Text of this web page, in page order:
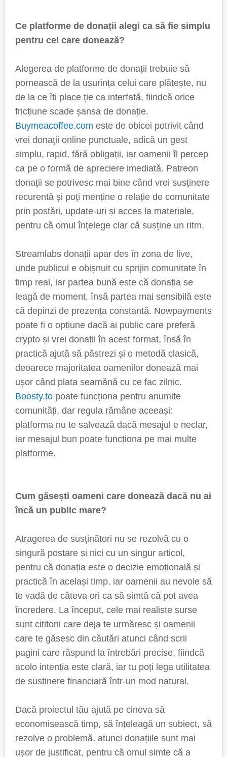
Ce platforme de donații alegi ca să fie simplu
pentru cel care donează?
Alegerea de platforme de donații trebuie să
pornească de la ușurința celui care plătește, nu
de la ce îți place ție ca interfață, fiindcă orice
fricțiune scade șansa de donație.
Buymeacoffee.com este de obicei potrivit când
vrei donații online punctuale, adică un gest
simplu, rapid, fără obligații, iar oamenii îl percep
ca pe o formă de apreciere imediată. Patreon
donații se potrivesc mai bine când vrei susținere
recurentă și poți menține o relație de comunitate
prin postări, update-uri și acces la materiale,
pentru că omul înțelege clar că susține un ritm.
Streamlabs donații apar des în zona de live,
unde publicul e obișnuit cu sprijin comunitate în
timp real, iar partea bună este că donația se
leagă de moment, însă partea mai sensibilă este
că depinzi de prezența constantă. Nowpayments
poate fi o opțiune dacă ai public care preferă
crypto și vrei donații în acest format, însă în
practică ajută să păstrezi și o metodă clasică,
deoarece majoritatea oamenilor donează mai
ușor când plata seamănă cu ce fac zilnic.
Boosty.to poate funcționa pentru anumite
comunități, dar regula rămâne aceeași:
platforma nu te salvează dacă mesajul e neclar,
iar mesajul bun poate funcționa pe mai multe
platforme.
Cum găsești oameni care donează dacă nu ai
încă un public mare?
Atragerea de susținători nu se rezolvă cu o
singură postare și nici cu un singur articol,
pentru că donația este o decizie emoțională și
practică în același timp, iar oamenii au nevoie să
te vadă de câteva ori ca să simtă că pot avea
încredere. La început, cele mai realiste surse
sunt cititorii care deja te urmăresc și oamenii
care te găsesc din căutări atunci când scrii
pagini care răspund la întrebări precise, fiindcă
acolo intenția este clară, iar tu poți lega utilitatea
de susținere financiară într-un mod natural.
Dacă proiectul tău ajută pe cineva să
economisească timp, să înțeleagă un subiect, să
rezolve o problemă, atunci donațiile sunt mai
ușor de justificat, pentru că omul simte că a